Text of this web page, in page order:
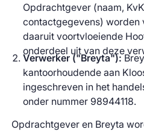
Opdrachtgever (naam,
contactgegevens) worden
daaruit voortvloeiende
onderdeel uit van deze
Verwerker ("Breyta"):
kantoorhoudende aan
ingeschreven in het
onder nummer 98944118.
Opdrachtgever en Breyta